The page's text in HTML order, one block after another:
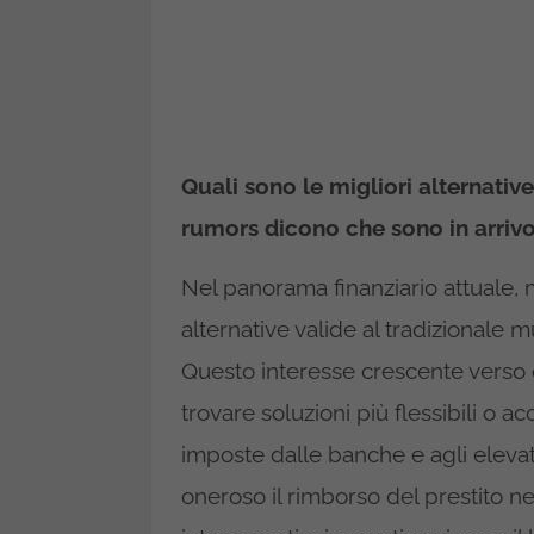
Quali sono le migliori
rumors dicono che sono in
Nel panorama finanziario
alternative valide al tradizionale
Questo interesse crescente
trovare soluzioni più flessibili o
imposte dalle banche e agli
oneroso il rimborso del prestito